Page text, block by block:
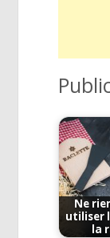
Ne
utiliser
la